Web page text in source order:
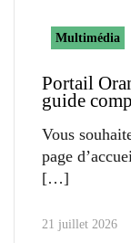
Multimédia
Portail
guide
Vous
page
21 juillet 2026